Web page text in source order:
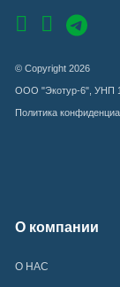
© Copyright 2026
ООО "Экотур-6", УНП
Политика
О компании
О НАС